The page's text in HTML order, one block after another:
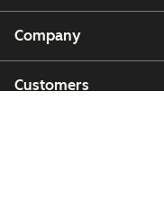
Company
Customers